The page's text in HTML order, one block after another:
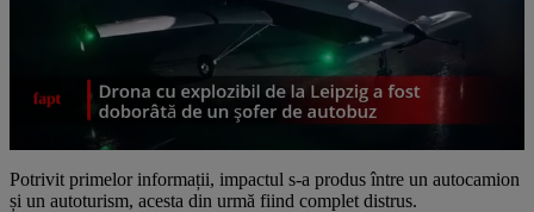
Potrivit primelor informații, impactul s-a produs între un autocamion
și un autoturism, acesta din urmă fiind complet distrus.